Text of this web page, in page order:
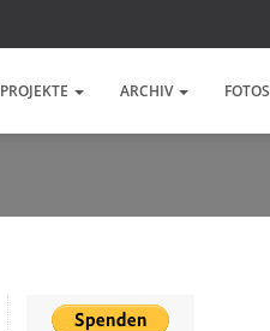
PROJEKTE ARCHIV FOTOS